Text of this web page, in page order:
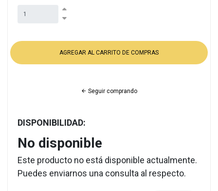
Seguir comprando
DISPONIBILIDAD:
No disponible
Este producto no está disponible actualmente.
Puedes enviarnos una consulta al respecto.